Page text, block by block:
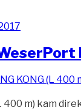
400 m) kam